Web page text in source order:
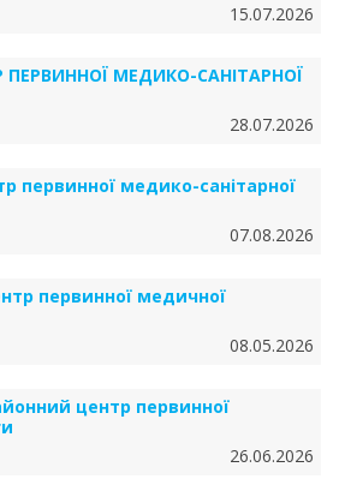
15.07.2026
МЕДИКО-САНІТАРНОЇ
28.07.2026
первинної медико-санітарної
07.08.2026
первинної медичної
08.05.2026
центр первинної
26.06.2026